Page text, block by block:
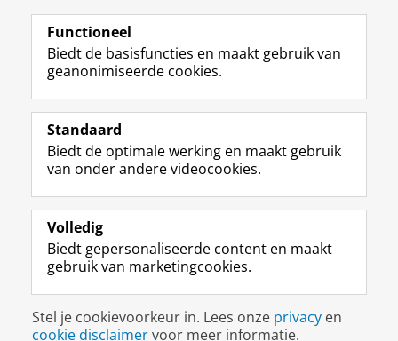
Meer informatie over deSustainable Development
Goals.
Volg de RUG
F
a
e
b
o
p
a
i
n
a
L
i
k
e
I
-
p
g
i
n
R
S
-
f
e
R
k
s
u
I
n
t
r
m
c
c
o
Y
o
T
e
k
a
a
Studiekiezers
Alumni
Over ons
Disclaimer & Copyright
Inloggen
Functioneel
Biedt de basisfuncties en maakt gebruik van
geanonimiseerde cookies.
Standaard
Biedt de optimale werking en maakt gebruik
van onder andere videocookies.
Volledig
Biedt gepersonaliseerde content en maakt
gebruik van marketingcookies.
Stel je cookievoorkeur in. Lees onze privacy en
cookie disclaimervoor meer informatie.